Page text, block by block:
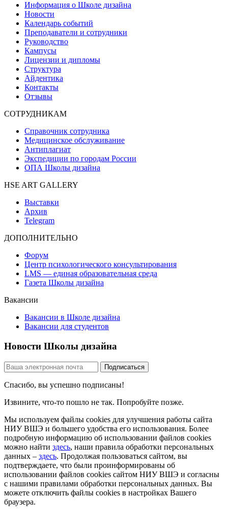
Информация о Школе дизайна
Новости
Календарь событий
Преподаватели и сотрудники
Руководство
Кампусы
Лицензии и дипломы
Структура
Айдентика
Контакты
Отзывы
СОТРУДНИКАМ
Справочник сотрудника
Медицинское обслуживание
Антиплагиат
Экспедиции по городам России
ОПА Школы дизайна
HSE ART GALLERY
Выставки
Архив
Telegram
ДОПОЛНИТЕЛЬНО
Форум
Центр психологического консультирования
LMS — единая образовательная среда
Газета Школы дизайна
Вакансии
Вакансии в Школе дизайна
Вакансии для студентов
Новости Школы дизайна
Спасибо, вы успешно подписаны!
Извините, что-то пошло не так. Попробуйте позже.
Мы используем файлы cookies для улучшения работы сайта
НИУ ВШЭ и большего удобства его использования. Более
подробную информацию об использовании файлов cookies
можно найти здесь, наши правила обработки персональных
данных – здесь. Продолжая пользоваться сайтом, вы
подтверждаете, что были проинформированы об
использовании файлов cookies сайтом НИУ ВШЭ и согласны
с нашими правилами обработки персональных данных. Вы
можете отключить файлы cookies в настройках Вашего
браузера.